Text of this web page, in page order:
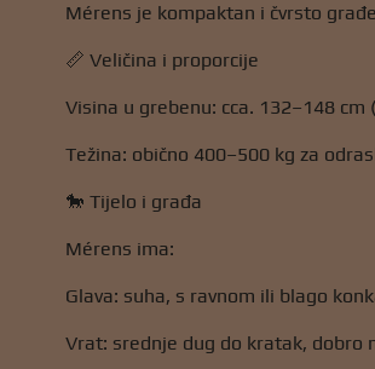
Mérens je kompaktan i čvrsto
📏 Veličina i proporcije
Visina u grebenu: cca. 132–148
Težina: obično 400–500 kg za
🐎 Tijelo i građa
Mérens ima:
Glava: suha, s ravnom ili blago
Vrat: srednje dug do kratak, dobro